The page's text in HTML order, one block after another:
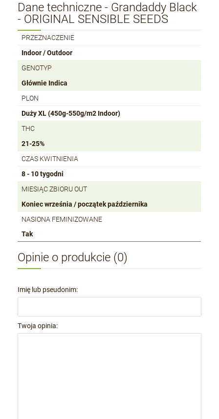
Dane techniczne - Grandaddy Black
- ORIGINAL SENSIBLE SEEDS
PRZEZNACZENIE
Indoor / Outdoor
GENOTYP
Głównie Indica
PLON
Duży XL (450g-550g/m2 Indoor)
THC
21-25%
CZAS KWITNIENIA
8 - 10 tygodni
MIESIĄC ZBIORU OUT
Koniec września / początek października
NASIONA FEMINIZOWANE
Tak
Opinie o produkcie (0)
Imię lub pseudonim:
Twoja opinia: